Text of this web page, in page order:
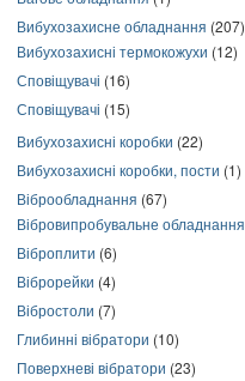
Вибухозахисне обладнання (207)
Вибухозахисні термокожухи (12)
Сповіщувачі (16)
Сповіщувачі (15)
Вибухозахисні коробки (22)
Вибухозахисні коробки, пости (1)
Віброобладнання (67)
Вібровипробувальне обладнання
Віброплити (6)
Віброрейки (4)
Вібростоли (7)
Глибинні вібратори (10)
Поверхневі вібратори (23)